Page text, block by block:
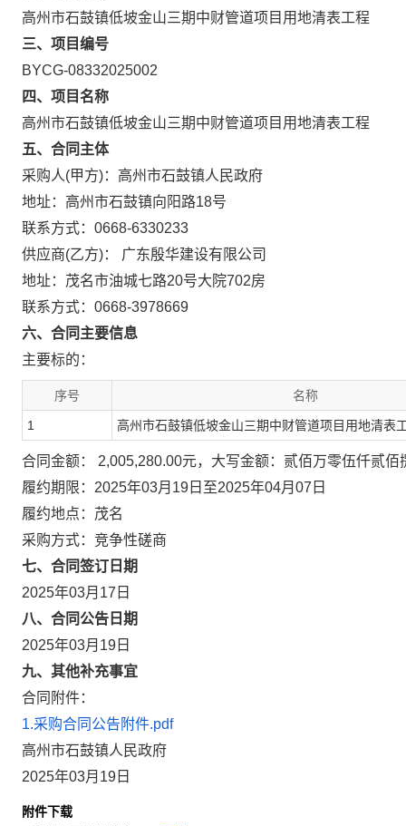
高州市石鼓镇低坡金山三期中财管道项目用地清表工程
三、项目编号
BYCG-08332025002
四、项目名称
高州市石鼓镇低坡金山三期中财管道项目用地清表工程
五、合同主体
采购人(甲方)：高州市石鼓镇人民政府
地址：高州市石鼓镇向阳路18号
联系方式：0668-6330233
供应商(乙方)： 广东殷华建设有限公司
地址：茂名市油城七路20号大院702房
联系方式：0668-3978669
六、合同主要信息
主要标的：
序号 名称
1 高州市石鼓镇低坡金山三期中财管道项目用地清表
合同金额： 2,005,280.00元，大写金额：贰佰万零伍仟贰佰
履约期限：2025年03月19日至2025年04月07日
履约地点：茂名
采购方式：竞争性磋商
七、合同签订日期
2025年03月17日
八、合同公告日期
2025年03月19日
九、其他补充事宜
合同附件：
1.采购合同公告附件.pdf
高州市石鼓镇人民政府
2025年03月19日
附件下载